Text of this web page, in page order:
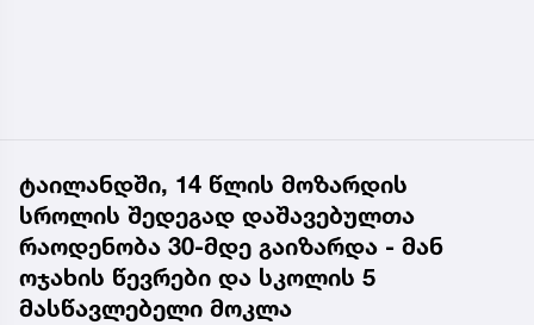
ტაილანდში, 14 წლის მოზარდის
სროლის შედეგად დაშავებულთა
რაოდენობა 30-მდე გაიზარდა - მან
ოჯახის წევრები და სკოლის 5
მასწავლებელი მოკლა